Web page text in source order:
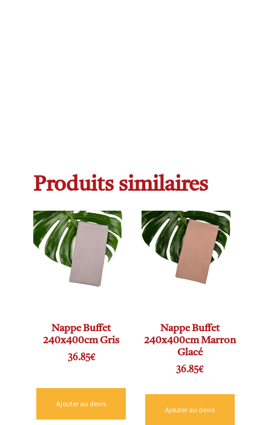
Produits similaires
Nappe Buffet
240x400cm Gris
36.85€
Ajouter au devis
Nappe Buffet
240x400cm Marron
Glacé
36.85€
Ajouter au devis